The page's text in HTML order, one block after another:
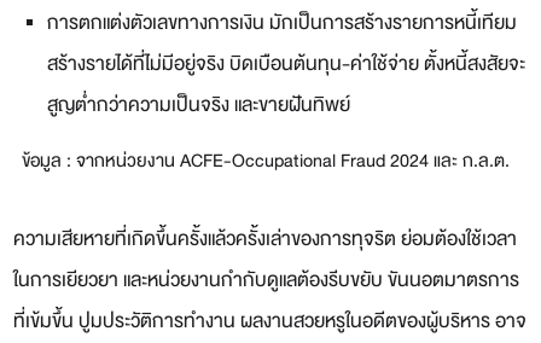
การตกแต่งตัวเลขทางการเงิน มักเป็นการสร้างรายการหนี้เทียม
สร้างรายได้ที่ไม่มีอยู่จริง บิดเบือนต้นทุน-ค่าใช้จ่าย ตั้งหนี้สงสัยจะ
สูญต่ำกว่าความเป็นจริง และขายฝันทิพย์
ข้อมูล : จากหน่วยงาน ACFE-Occupational Fraud 2024 และ ก.ล.ต.
ความเสียหายที่เกิดขึ้นครั้งแล้วครั้งเล่าของการทุจริต ย่อมต้องใช้เวลา
ในการเยียวยา และหน่วยงานกำกับดูแลต้องรีบขยับ ขันนอตมาตรการ
ที่เข้มขึ้น ปูมประวัติการทำงาน ผลงานสวยหรูในอดีตของผู้บริหาร อาจ